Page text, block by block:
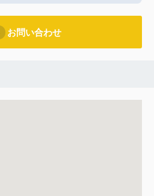
お問い合わせ